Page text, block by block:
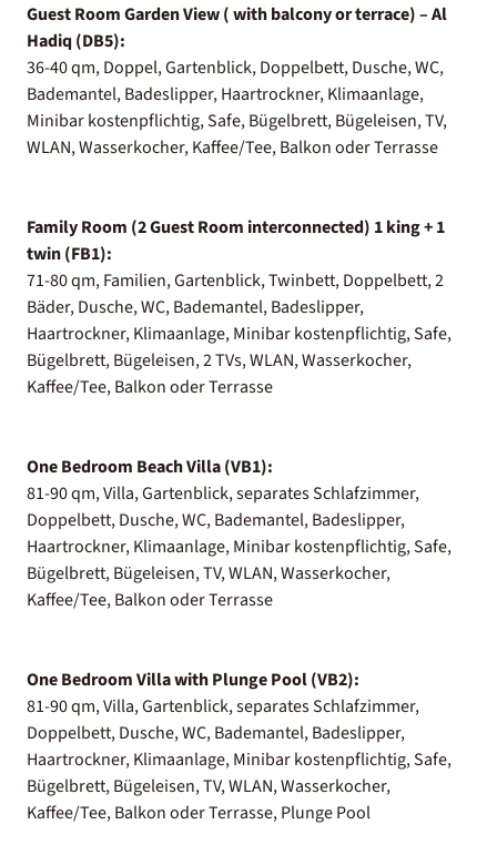
Guest Room Garden View ( with balcony or terrace) – Al
Hadiq (DB5):
36-40 qm, Doppel, Gartenblick, Doppelbett, Dusche, WC,
Bademantel, Badeslipper, Haartrockner, Klimaanlage,
Minibar kostenpflichtig, Safe, Bügelbrett, Bügeleisen, TV,
WLAN, Wasserkocher, Kaffee/Tee, Balkon oder Terrasse
Family Room (2 Guest Room interconnected) 1 king + 1
twin (FB1):
71-80 qm, Familien, Gartenblick, Twinbett, Doppelbett, 2
Bäder, Dusche, WC, Bademantel, Badeslipper,
Haartrockner, Klimaanlage, Minibar kostenpflichtig, Safe,
Bügelbrett, Bügeleisen, 2 TVs, WLAN, Wasserkocher,
Kaffee/Tee, Balkon oder Terrasse
One Bedroom Beach Villa (VB1):
81-90 qm, Villa, Gartenblick, separates Schlafzimmer,
Doppelbett, Dusche, WC, Bademantel, Badeslipper,
Haartrockner, Klimaanlage, Minibar kostenpflichtig, Safe,
Bügelbrett, Bügeleisen, TV, WLAN, Wasserkocher,
Kaffee/Tee, Balkon oder Terrasse
One Bedroom Villa with Plunge Pool (VB2):
81-90 qm, Villa, Gartenblick, separates Schlafzimmer,
Doppelbett, Dusche, WC, Bademantel, Badeslipper,
Haartrockner, Klimaanlage, Minibar kostenpflichtig, Safe,
Bügelbrett, Bügeleisen, TV, WLAN, Wasserkocher,
Kaffee/Tee, Balkon oder Terrasse, Plunge Pool